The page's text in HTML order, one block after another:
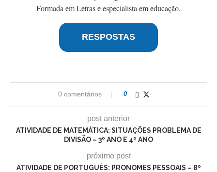
Formada em Letras e especialista em educação.
RESPOSTAS
0 comentários 0
post anterior
ATIVIDADE DE MATEMÁTICA: SITUAÇÕES PROBLEMA DE
DIVISÃO – 3º ANO E 4º ANO
próximo post
ATIVIDADE DE PORTUGUÊS: PRONOMES PESSOAIS – 8º